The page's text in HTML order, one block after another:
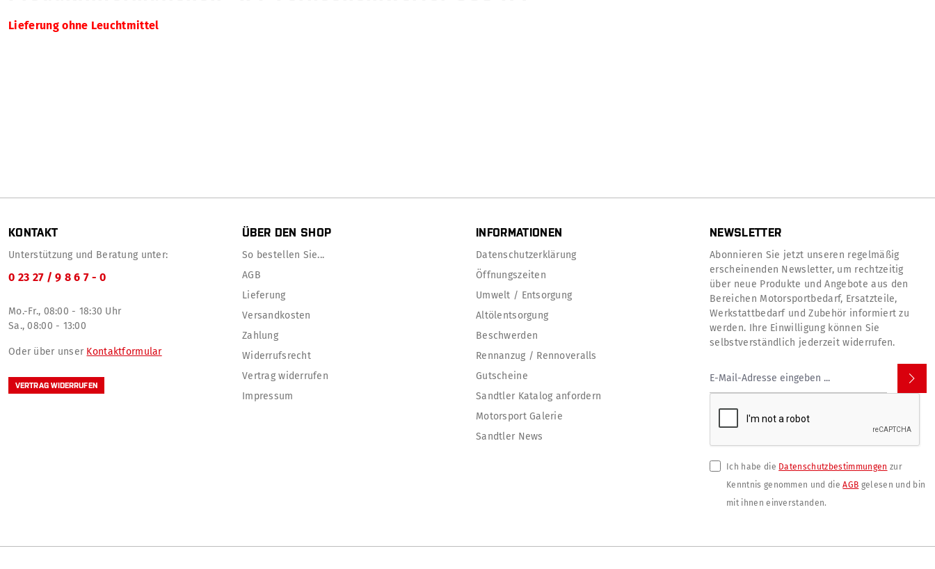
Lieferung ohne Leuchtmittel
KONTAKT
Unterstützung und Beratung unter:
0 23 27 / 9 8 6 7 - 0
Mo.-Fr., 08:00 - 18:30 Uhr
Sa., 08:00 - 13:00
Oder über unser Kontaktformular
VERTRAG WIDERRUFEN
ÜBER DEN SHOP
So bestellen Sie...
AGB
Lieferung
Versandkosten
Zahlung
Widerrufsrecht
Vertrag widerrufen
Impressum
INFORMATIONEN
Datenschutzerklärung
Öffnungszeiten
Umwelt / Entsorgung
Altölentsorgung
Beschwerden
Rennanzug / Rennoveralls
Gutscheine
Sandtler Katalog anfordern
Motorsport Galerie
Sandtler News
NEWSLETTER
Abonnieren Sie jetzt unseren regelmäßig
erscheinenden Newsletter, um rechtzeitig
über neue Produkte und Angebote aus den
Bereichen Motorsportbedarf, Ersatzteile,
Werkstattbedarf und Zubehör informiert zu
werden. Ihre Einwilligung können Sie
selbstverständlich jederzeit widerrufen.
Ich habe die Datenschutzbestimmungen zur
Kenntnis genommen und dieAGB gelesen und bin
mit ihnen einverstanden.